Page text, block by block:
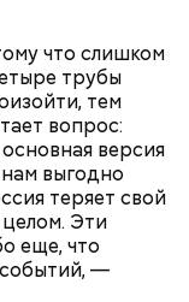
что слишком
трубы
тем
вопрос:
версия
выгодно
теряет свой
Эти
еще, что
событий, —
нет
можно
станции,
выселенные